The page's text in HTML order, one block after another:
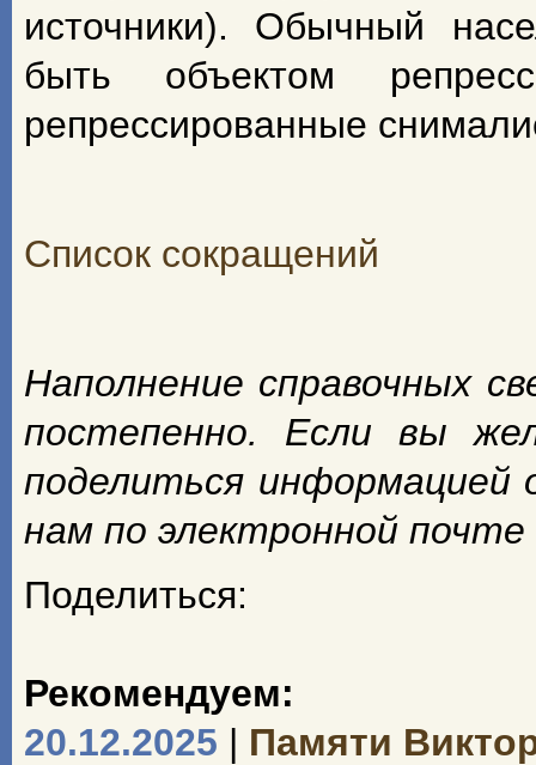
источники). Обычный
быть объектом
репрессированные
Список сокращений
Наполнение справочных
постепенно. Если вы
поделиться информацией
нам по электронной почте
Поделиться:
Рекомендуем:
20.12.2025 | Памяти